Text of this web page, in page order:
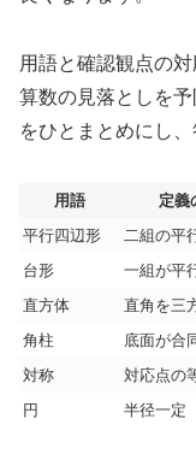
用語と確認観点の
算数の見落としを
をひとまとめにし
用語 定義
平行四辺形
二組の平
台形
一組が平
直方体
直角を三
角柱
底面が合
対称
対応点の
円
半径一定